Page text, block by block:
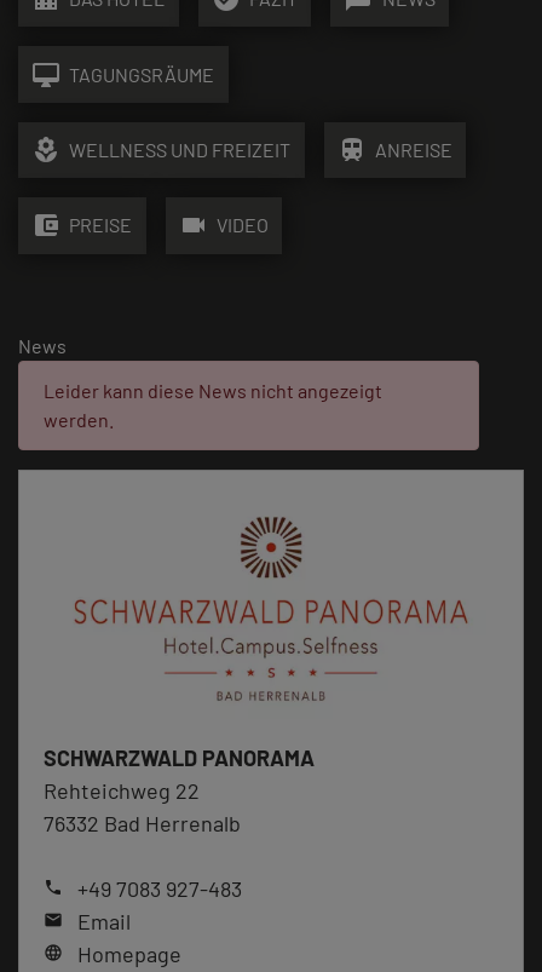
desktop_mac TAGUNGSRÄUME
local_florist WELLNESS UND FREIZEIT train ANREISE
account_balance_wallet PREISE videocam VIDEO
News
Fehler:
Leider kann diese News nicht angezeigt
werden.
SCHWARZWALD PANORAMA
Rehteichweg 22
76332 Bad Herrenalb
phone +49 7083 927-483
mail Email
language Homepage